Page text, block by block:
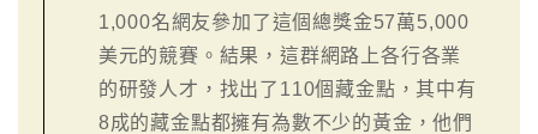
1,000名網友參加了這個總獎金57萬5,000
美元的競賽。結果，這群網路上各行各業
的研發人才，找出了110個藏金點，其中有
8成的藏金點都擁有為數不少的黃金，他們